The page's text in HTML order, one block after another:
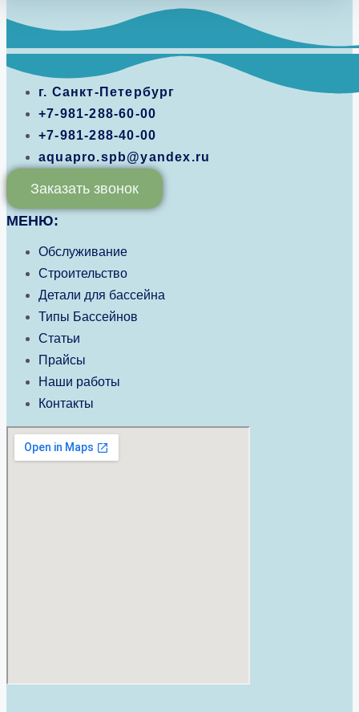
г. Санкт-Петербург
+7-981-288-60-00
+7-981-288-40-00
aquapro.spb@yandex.ru
Заказать звонок
МЕНЮ:
Обслуживание
Строительство
Детали для бассейна
Типы Бассейнов
Статьи
Прайсы
Наши работы
Контакты